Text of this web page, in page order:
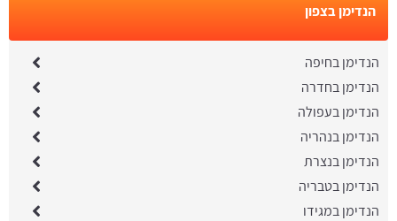
הנדימן בצפון
הנדימן בחיפה
הנדימן בחדרה
הנדימן בעפולה
הנדימן בנהריה
הנדימן בנצרת
הנדימן בטבריה
הנדימן במגידו